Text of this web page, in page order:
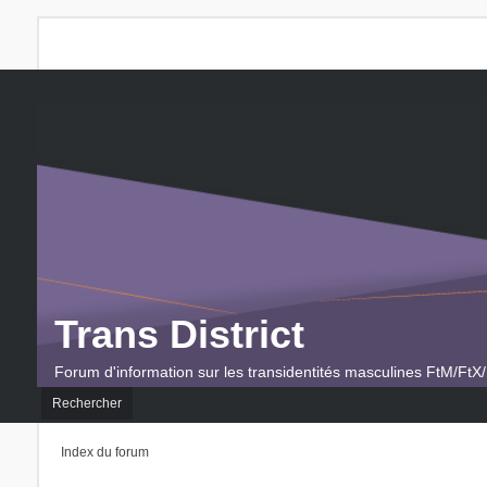
Trans District
Forum d'information sur les transidentités masculines FtM/
Rechercher
Index du forum